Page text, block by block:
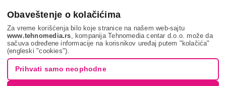
Obaveštenje o kolačićima
Za vreme korišćenja bilo koje stranice na našem web-sajtu
www.tehnomedia.rs , kompanija Tehnomedia centar d.o.o. može da
sačuva određene informacije na korisnikov uređaj putem "kolačića"
(engleski "cookies").
Prihvati samo neophodne
Mobilni telefoni i tableti Fiksni telefoni
Bežični telefoni
Panasonic kx-tg...